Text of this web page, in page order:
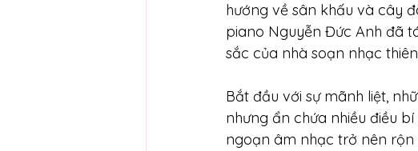
hướng về sân khấu và cây
piano Nguyễn Đức Anh đã
sắc của nhà soạn nhạc
Bắt đầu với sự mãnh liệt,
nhưng ẩn chứa nhiều điều
ngoạn âm nhạc trở nên rộn